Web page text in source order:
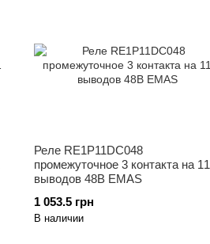
Реле RE1P11DC048
промежуточное 3 контакта на 11
выводов 48В EMAS
1 053.5 грн
В наличии